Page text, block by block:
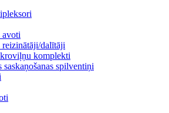
avoti
reizinātāji/dalītāji
komplekti
saskaņošanas spilventiņi